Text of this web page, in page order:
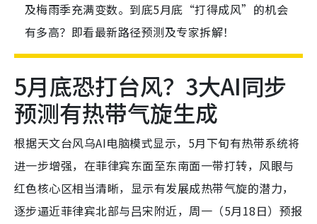
及梅雨季充满变数。到底5月底“打得成风”的机会
有多高？即看最新路径预测及专家拆解！
5月底恐打台风？3大AI同步
预测有热带气旋生成
根据天文台风乌AI电脑模式显示，5月下旬有热带系统将
进一步增强，在菲律宾东面至东南面一带打转，风眼与
红色核心区相当清晰，显示有发展成热带气旋的潜力，
逐步逼近菲律宾北部与吕宋附近，周一（5月18日）预报